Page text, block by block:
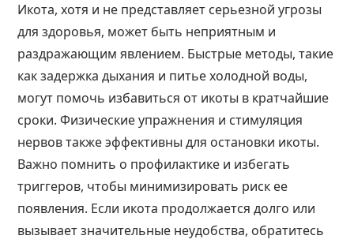
Икота, хотя и не представляет серьезной угрозы
для здоровья, может быть неприятным и
раздражающим явлением. Быстрые методы, такие
как задержка дыхания и питье холодной воды,
могут помочь избавиться от икоты в кратчайшие
сроки. Физические упражнения и стимуляция
нервов также эффективны для остановки икоты.
Важно помнить о профилактике и избегать
триггеров, чтобы минимизировать риск ее
появления. Если икота продолжается долго или
вызывает значительные неудобства, обратитесь